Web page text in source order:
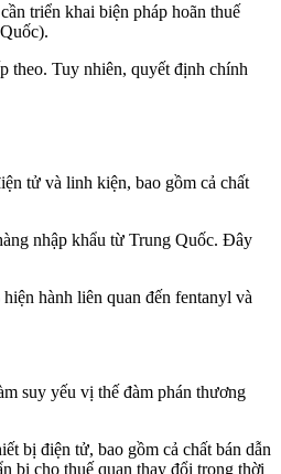
triển khai biện pháp hoãn thuế
theo. Tuy nhiên, quyết định chính
tử và linh kiện, bao gồm cả chất
nhập khẩu từ Trung Quốc. Đây
hành liên quan đến fentanyl và
suy yếu vị thế đàm phán thương
bị điện tử, bao gồm cả chất bán dẫn
bị cho thuế quan thay đổi trong thời